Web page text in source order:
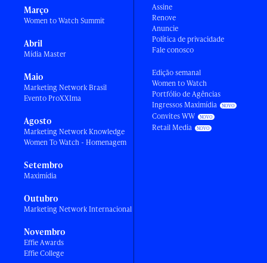
Março
Women to Watch Summit
Abril
Mídia Master
Maio
Marketing Network Brasil
Evento ProXXIma
Agosto
Marketing Network Knowledge
Women To Watch - Homenagem
Setembro
Maximídia
Outubro
Marketing Network Internacional
Novembro
Effie Awards
Effie College
Assine
Renove
Anuncie
Política de privacidade
Fale conosco
Edição semanal
Women to Watch
Portfólio de Agências
Ingressos Maximídia
Convites WW
Retail Media